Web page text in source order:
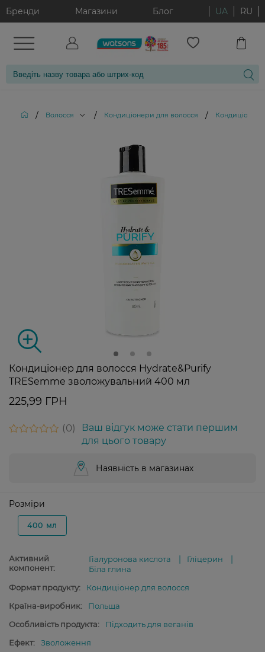
Бренди Магазини Блог UA RU
/ Волосся / Кондиціонери для волосся / Кондиціонер
Кондиціонер для волосся Hydrate&Purify
TRESemme зволожувальний 400 мл
225,99 ГРН
0
Ваш відгук може стати першим
для цього товару
Наявність в магазинах
Розміри
400 мл
Активний
компонент:
Гіалуронова кислота
Гліцерин
Біла глина
Формат продукту:
Кондиціонер для волосся
Країна-виробник:
Польща
Особливість продукта:
Підходить для веганів
Ефект:
Зволоження